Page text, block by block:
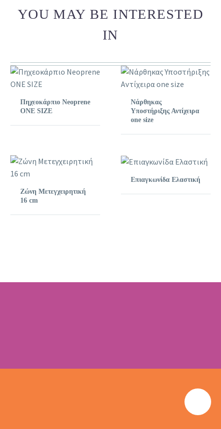
YOU MAY BE INTERESTED
IN
Πηχεοκάρπιο Neoprene
ONE SIZE
Νάρθηκας
Υποστήριξης Αντίχειρα
one size
Ζώνη Μετεγχειρητική
16 cm
Επιαγκωνίδα Ελαστική